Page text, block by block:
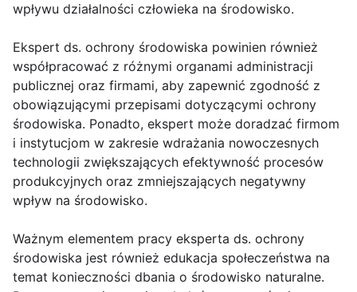
wpływu działalności człowieka na środowisko.
Ekspert ds. ochrony środowiska powinien również
współpracować z różnymi organami administracji
publicznej oraz firmami, aby zapewnić zgodność z
obowiązującymi przepisami dotyczącymi ochrony
środowiska. Ponadto, ekspert może doradzać firmom
i instytucjom w zakresie wdrażania nowoczesnych
technologii zwiększających efektywność procesów
produkcyjnych oraz zmniejszających negatywny
wpływ na środowisko.
Ważnym elementem pracy eksperta ds. ochrony
środowiska jest również edukacja społeczeństwa na
temat konieczności dbania o środowisko naturalne.